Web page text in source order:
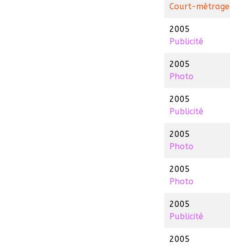
Court-métrage
2005
Publicité
2005
Photo
2005
Publicité
2005
Photo
2005
Photo
2005
Publicité
2005